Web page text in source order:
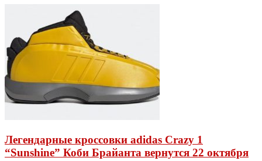
Легендарные кроссовки adidas Crazy 1
“Sunshine” Коби Брайанта вернутся 22 октября